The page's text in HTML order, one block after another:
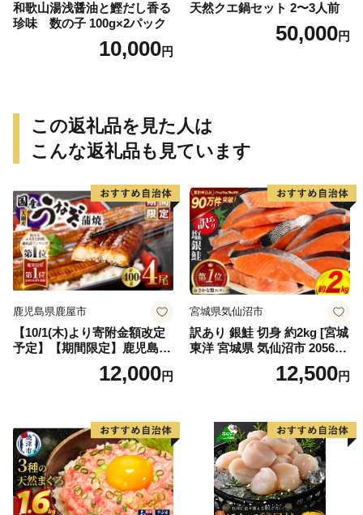
和歌山湯浅醤油と鰹だし香る
珍味 数の子 100g×2パック
10,000円
天然クエ鍋セット 2〜3人前
50,000円
この返礼品を見た人は
こんな返礼品も見ています
鹿児島県鹿屋市
【10/1(木)より寄附金額改定
予定】【期間限定】鹿児島県
大隅産うなぎ蒲焼4尾（400
g） KN007-02312,000円
宮城県気仙沼市
訳あり 銀鮭 切身 約2kg [宮城
東洋 宮城県 気仙沼市 205649
91] 鮭 魚介類 海鮮 訳アリ 規
格外 不揃い さけ サケ 鮭切身
切り身 魚 わけあり
12,500円